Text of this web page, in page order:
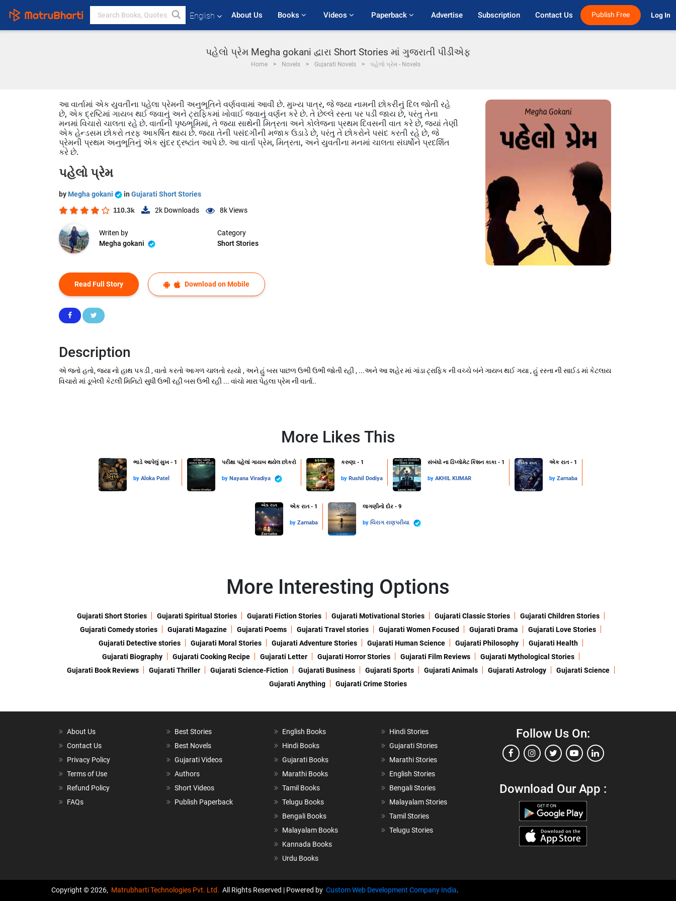
English About Us Books Videos Paperback Advertise Subscription Contact Us Publish Free Log In
પહેલો પ્રેમ Megha gokani દ્વારા Short Stories માં ગુજરાતી પીડીએફ
Home Novels Gujarati Novels પહેલો પ્રેમ - Novels
આ વાર્તામાં એક યુવતીના પહેલા પ્રેમની અનુભૂતિને વર્ણવવામાં આવી છે. મુખ્ય પાત્ર, જે જયા નામની છોકરીનું દિલ જોતી રહે
છે, એક દ્રષ્ટિમાં ગાયબ થઈ જવાનું અને ટ્રાફિકમાં ખોવાઈ જવાનું વર્ણન કરે છે. તે છેલ્લે રસ્તા પર પડી જાય છે, પરંતુ તેના
મનમાં વિચારો ચાલતા રહે છે. વાર્તાની પૃષ્ઠભૂમિમાં, તે જયા સાથેની મિત્રતા અને કોલેજના પ્રથમ દિવસની વાત કરે છે, જ્યાં તેણી
એક હેન્ડસમ છોકરો તરફ આકર્ષિત થાય છે. જયા તેની પસંદગીની મજાક ઉડાડે છે, પરંતુ તે છોકરોને પસંદ કરતી રહે છે, જે
પ્રેમની પ્રથમ અનુભૂતિનું એક સુંદર દ્રષ્ટાંત આપે છે. આ વાર્તા પ્રેમ, મિત્રતા, અને યુવતીના મનમાં ચાલતા સંઘર્ષોને પ્રદર્શિત
કરે છે.
પહેલો પ્રેમ
by Megha gokani in Gujarati Short Stories
110.3k 2k Downloads 8kViews
Writen by
Megha gokani
Category
Short Stories
Read Full Story Download on Mobile
Description
એ જતો હતો, જયા નો હાથ પકડી , વાતો કરતો આગળ ચાલતો રહ્યો , અને હું બસ પાછળ ઉભી ઉભી જોતી રહી , ...અને આ શહેર માં ગાંડા ટ્રાફિક ની વચ્ચે બંને ગાયબ થઈ ગયા , હું રસ્તા ની સાઈડ માં કેટલાય
વિચારો માં ડૂબેલી કેટલી મિનિટો સુધી ઉભી રહી બસ ઉભી રહી ... વાંચો મારા પેહલા પ્રેમ ની વાર્તા..
More Likes This
ભાડે આપેલું સુખ - 1
by Aloka Patel
પરીક્ષા પહેલાં ગાયબ થયેલ છોકરો
by Nayana Viradiya
કરુણા - 1
by Rushil Dodiya
સંબંધો ના ડિપ્લોમેટ કિશન કાકા - 1
by AKHIL KUMAR
એક રાત - 1
by Zarnaba
એક રાત - 1
by Zarnaba
લાગણીનો દોર - 9
by ચિરાગ રાણપરીયા
More Interesting Options
Gujarati Short Stories Gujarati Spiritual Stories Gujarati Fiction Stories Gujarati Motivational Stories Gujarati Classic Stories
Gujarati Children Stories
Gujarati Comedy stories
Gujarati Magazine Gujarati Poems Gujarati Travel stories Gujarati Women Focused Gujarati Drama
Gujarati Love Stories
Gujarati Detective stories
Gujarati Moral Stories Gujarati Adventure Stories Gujarati Human Science Gujarati Philosophy
Gujarati Health
Gujarati Biography
Gujarati Cooking Recipe Gujarati Letter Gujarati Horror Stories Gujarati Film Reviews
Gujarati Mythological Stories
Gujarati Book Reviews
Gujarati Thriller Gujarati Science-Fiction Gujarati Business Gujarati Sports Gujarati Animals Gujarati Astrology
Gujarati Science
Gujarati Anything
Gujarati Crime Stories
About Us
Contact Us
Privacy Policy
Terms of Use
Refund Policy
FAQs
Best Stories
Best Novels
Gujarati Videos
Authors
Short Videos
Publish Paperback
English Books
Hindi Books
Gujarati Books
Marathi Books
Tamil Books
Telugu Books
Bengali Books
Malayalam Books
Kannada Books
Urdu Books
Hindi Stories
Gujarati Stories
Marathi Stories
English Stories
Bengali Stories
Malayalam Stories
Tamil Stories
Telugu Stories
Follow Us On:
Download Our App :
Copyright © 2026, Matrubharti Technologies Pvt. Ltd. All Rights Reserved | Powered by Custom Web Development Company India.